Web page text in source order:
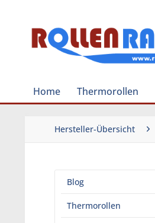
Home Thermorollen
Hersteller-Übersicht
Blog
Thermorollen